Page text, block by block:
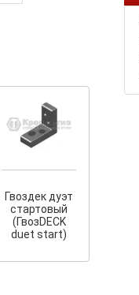
Гвоздек дуэт
стартовый
(ГвозDECK
duet start)